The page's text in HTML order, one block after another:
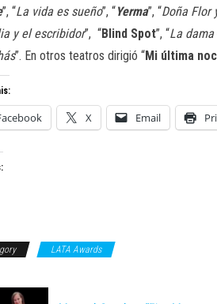
”, “La vida es sueño”, “Yerma”, “Doña Flor
y el escribidor”, “Blind Spot”, “La
”. En otros teatros dirigió “Mi última
X Email
LATA Awards